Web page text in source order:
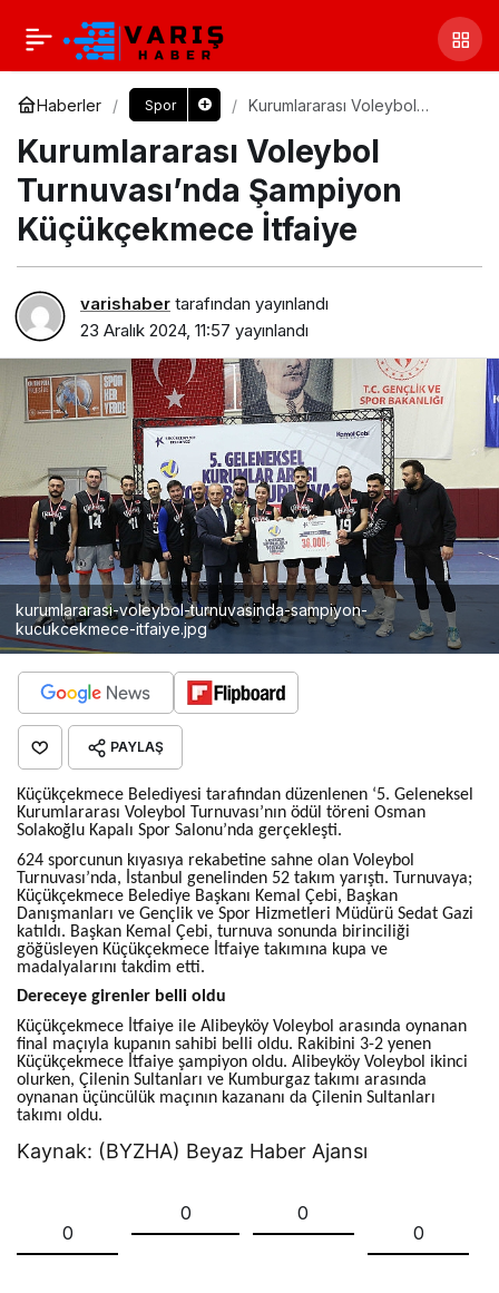
Haberler Spor
Kurumlararası Voleybol
Küçükçekmece İtfaiye
Kurumlararası Voleybol
Turnuvası’nda Şampiyon
Küçükçekmece İtfaiye
varishaber tarafından yayınlandı
23 Aralık 2024, 11:57 yayınlandı
kurumlararasi-voleybol-turnuvasinda-sampiyon-
kucukcekmece-itfaiye.jpg
PAYLAŞ
Küçükçekmece Belediyesi tarafından düzenlenen ‘5. Geleneksel
Kurumlararası Voleybol Turnuvası’nın ödül töreni Osman
Solakoğlu Kapalı Spor Salonu’nda gerçekleşti.
624 sporcunun kıyasıya rekabetine sahne olan Voleybol
Turnuvası’nda, İstanbul genelinden 52 takım yarıştı. Turnuvaya;
Küçükçekmece Belediye Başkanı Kemal Çebi, Başkan
Danışmanları ve Gençlik ve Spor Hizmetleri Müdürü Sedat Gazi
katıldı. Başkan Kemal Çebi, turnuva sonunda birinciliği
göğüsleyen Küçükçekmece İtfaiye takımına kupa ve
madalyalarını takdim etti.
Dereceye girenler belli oldu
Küçükçekmece İtfaiye ile Alibeyköy Voleybol arasında oynanan
final maçıyla kupanın sahibi belli oldu. Rakibini 3-2 yenen
Küçükçekmece İtfaiye şampiyon oldu. Alibeyköy Voleybol ikinci
olurken, Çilenin Sultanları ve Kumburgaz takımı arasında
oynanan üçüncülük maçının kazananı da Çilenin Sultanları
takımı oldu.
Kaynak: (BYZHA) Beyaz Haber Ajansı
0
0
0
0